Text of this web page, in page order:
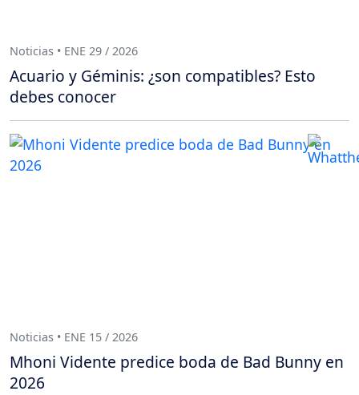
Noticias • ENE 29 / 2026
Acuario y Géminis: ¿son compatibles? Esto
debes conocer
Noticias • ENE 15 / 2026
Mhoni Vidente predice boda de Bad Bunny en
2026